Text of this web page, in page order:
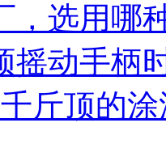
，选用哪
摇动手柄
斤顶的涂